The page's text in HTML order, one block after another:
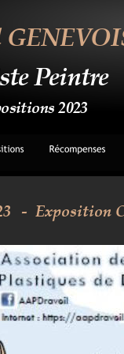
-  Exposition
Peintre
2023